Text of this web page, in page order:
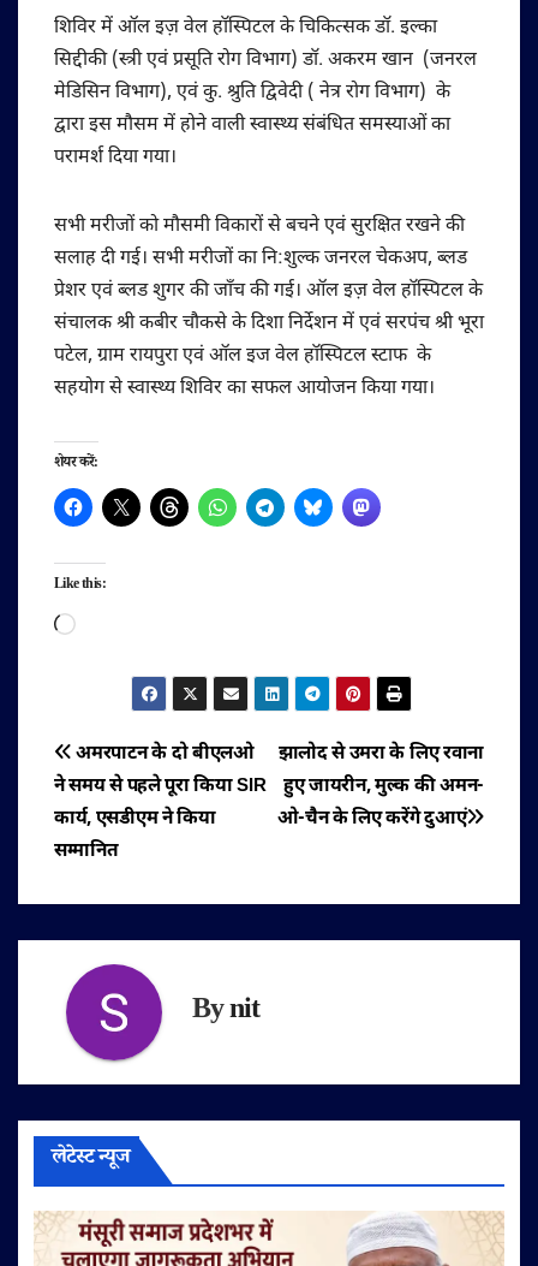
शिविर में ऑल इज़ वेल हॉस्पिटल के चिकित्सक डॉ. इल्का
सिद्दीकी (स्त्री एवं प्रसूति रोग विभाग) डॉ. अकरम खान (जनरल
मेडिसिन विभाग), एवं कु. श्रुति द्विवेदी ( नेत्र रोग विभाग) के
द्वारा इस मौसम में होने वाली स्वास्थ्य संबंधित समस्याओं का
परामर्श दिया गया।
सभी मरीजों को मौसमी विकारों से बचने एवं सुरक्षित रखने की
सलाह दी गई। सभी मरीजों का नि:शुल्क जनरल चेकअप, ब्लड
प्रेशर एवं ब्लड शुगर की जाँच की गई। ऑल इज़ वेल हॉस्पिटल के
संचालक श्री कबीर चौकसे के दिशा निर्देशन में एवं सरपंच श्री भूरा
पटेल, ग्राम रायपुरा एवं ऑल इज वेल हॉस्पिटल स्टाफ के
सहयोग से स्वास्थ्य शिविर का सफल आयोजन किया गया।
शेयर करें:
Like this:
Loading…
पोस्ट
नेविगेशन
झालोद से उमरा के लिए रवाना
हुए जायरीन, मुल्क की अमन-
ओ-चैन के लिए करेंगे दुआएं
अमरपाटन के दो बीएलओ
ने समय से पहले पूरा किया SIR
कार्य, एसडीएम ने किया
सम्मानित
Bynit
लेटेस्ट न्यूज